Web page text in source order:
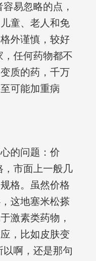
易忽略的点，
童、老人和免
外谨慎，较好
任何药物都不
质的药，千万
可能加重病
的问题：价
市面上一般几
格。虽然价格
这地塞米松搽
激素类药物，
，比如皮肤变
啊，还是那句